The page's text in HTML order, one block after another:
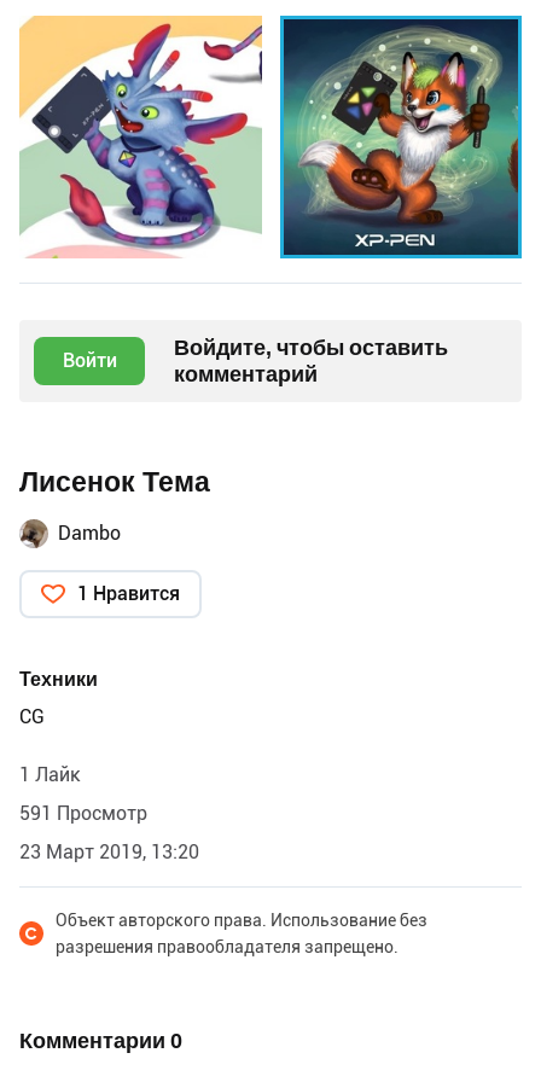
Войти
Войдите, чтобы оставить
комментарий
Лисенок Тема
Dambo
1 Нравится
Техники
CG
1 Лайк
591 Просмотр
23 Март 2019, 13:20
Объект авторского права. Использование без
разрешения правообладателя запрещено.
Комментарии 0